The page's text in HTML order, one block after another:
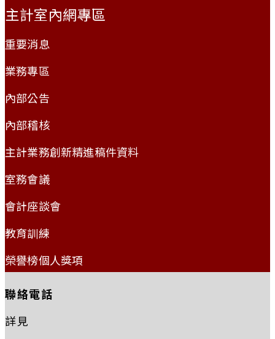
主計室內網專區
重要消息
業務專區
內部公告
內部稽核
主計業務創新精進稿件資料
室務會議
會計座談會
教育訓練
榮譽榜個人獎項
聯絡電話
詳見